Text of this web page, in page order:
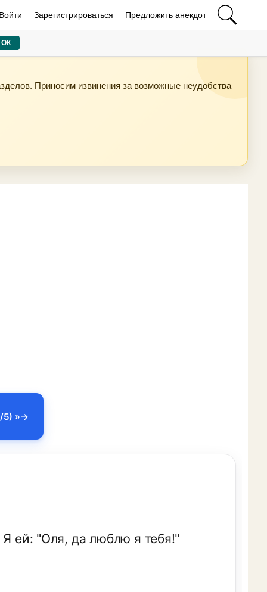
Зарегистрироваться Предложить анекдот
Приносим извинения за возможные неудобства
5) »
ей: "Оля, да люблю я тебя!"
ОК